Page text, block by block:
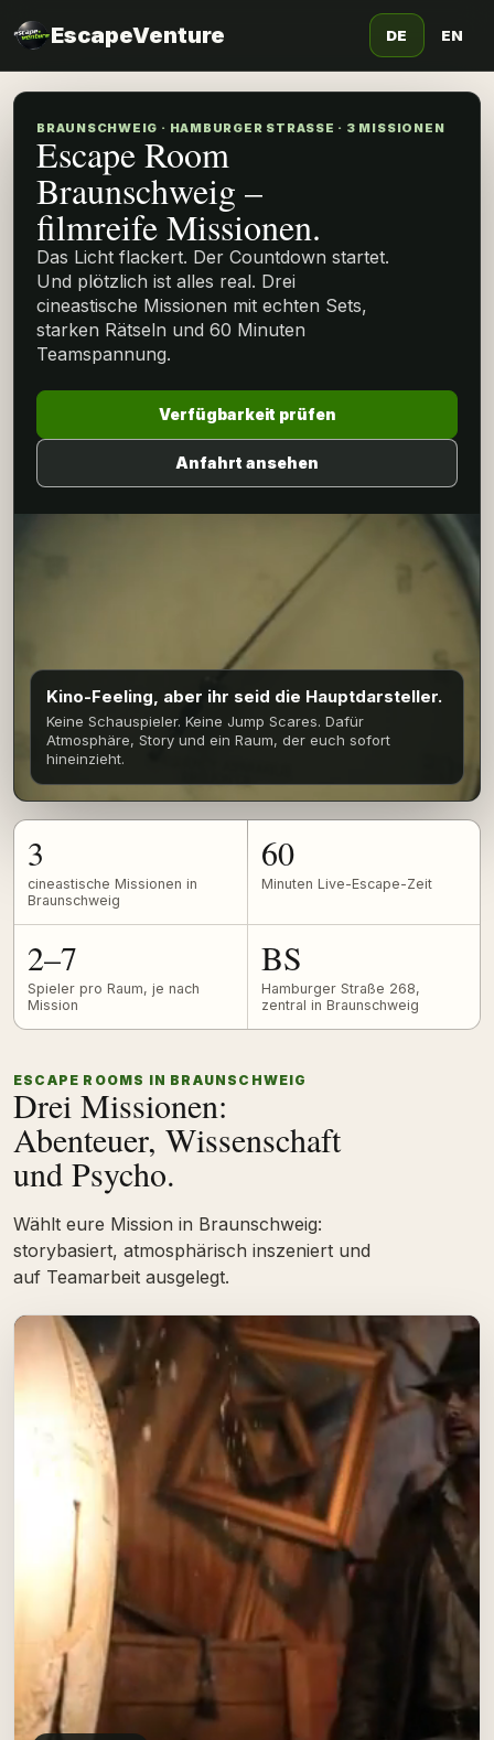
EscapeVenture DE EN
BRAUNSCHWEIG · HAMBURGER STRASSE · 3 MISSIONEN
Escape Room
Braunschweig –
filmreife Missionen.
Das Licht flackert. Der Countdown startet.
Und plötzlich ist alles real. Drei
cineastische Missionen mit echten Sets,
starken Rätseln und 60 Minuten
Teamspannung.
Verfügbarkeit prüfen
Anfahrt ansehen
Kino-Feeling, aber ihr seid die Hauptdarsteller.
Keine Schauspieler. Keine Jump Scares. Dafür
Atmosphäre, Story und ein Raum, der euch sofort
hineinzieht.
3
cineastische Missionen in
Braunschweig
60
Minuten Live-Escape-Zeit
2–7
Spieler pro Raum, je nach
Mission
BS
Hamburger Straße 268,
zentral in Braunschweig
ESCAPE ROOMS IN BRAUNSCHWEIG
Drei Missionen:
Abenteuer, Wissenschaft
und Psycho.
Wählt eure Mission in Braunschweig:
storybasiert, atmosphärisch inszeniert und
auf Teamarbeit ausgelegt.